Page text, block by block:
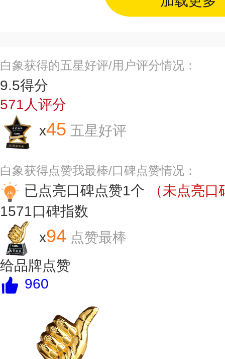
白象获得的五星好评/用户评分情况：
9.5得分
571人评分
x45 五星好评
白象获得点赞我最棒/口碑点赞情况：
已点亮口碑点赞1个
（未点亮
1571口碑指数
x94 点赞最棒
给品牌点赞
960